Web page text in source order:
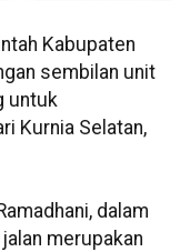
Kabupaten
sembilan unit
untuk
Kurnia Selatan,
dalam
merupakan